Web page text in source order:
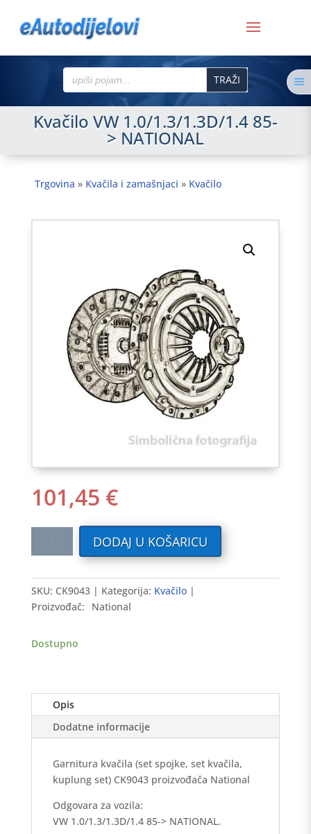
Search
for:
Kvačilo VW 1.0/1.3/1.3D/1.4 85-
> NATIONAL
Trgovina » Kvačila i zamašnjaci » Kvačilo
101,45 €
85-
>
NATIONAL
DODAJ U KOŠARICU
SKU: CK9043 Kategorija: Kvačilo
Proizvođač:
National
Dostupno
Opis
Dodatne informacije
Garnitura kvačila (set spojke, set kvačila,
kuplung set) CK9043 proizvođača National
Odgovara za vozila:
VW 1.0/1.3/1.3D/1.4 85-> NATIONAL.
a